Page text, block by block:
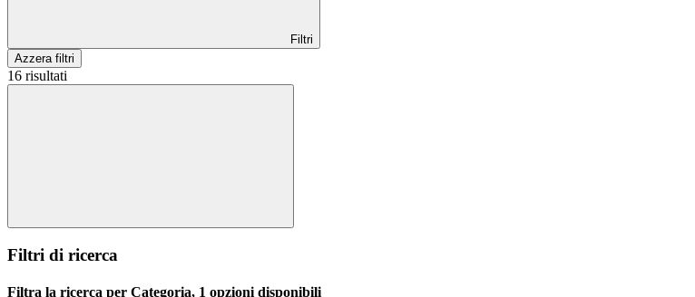
Filtri
Azzera filtri
16 risultati
Filtri di ricerca
Filtra la ricerca per Categoria, 1 opzioni disponibili